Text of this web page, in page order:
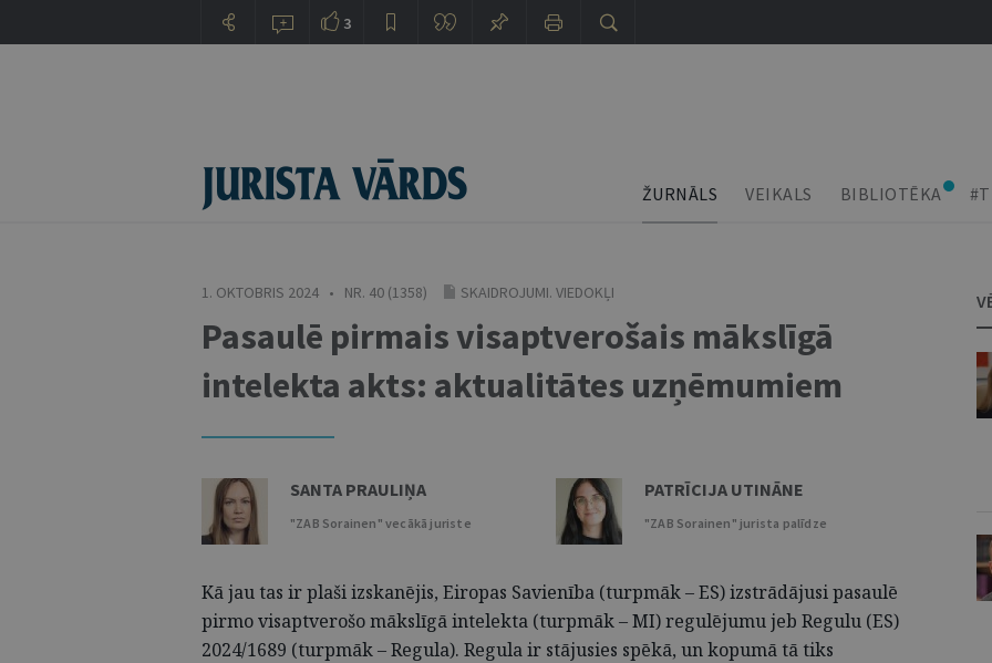
ŽURNĀLS VEIKALS BIBLIOTĒKA
1. OKTOBRIS 2024 • NR. 40 (1358) SKAIDROJUMI. VIEDOKĻI
Pasaulē pirmais visaptverošais mākslīgā
intelekta akts: aktualitātes uzņēmumiem
SANTA PRAULIŅA
"ZAB Sorainen" vecākā juriste
PATRĪCIJA UTINĀNE
"ZAB Sorainen" jurista palīdze
Kā jau tas ir plaši izskanējis, Eiropas Savienība (turpmāk – ES) izstrādājusi pasaulē
pirmo visaptverošo mākslīgā intelekta (turpmāk – MI) regulējumu jeb Regulu (ES)
2024/1689 (turpmāk – Regula). Regula ir stājusies spēkā, un kopumā tā tiks
3